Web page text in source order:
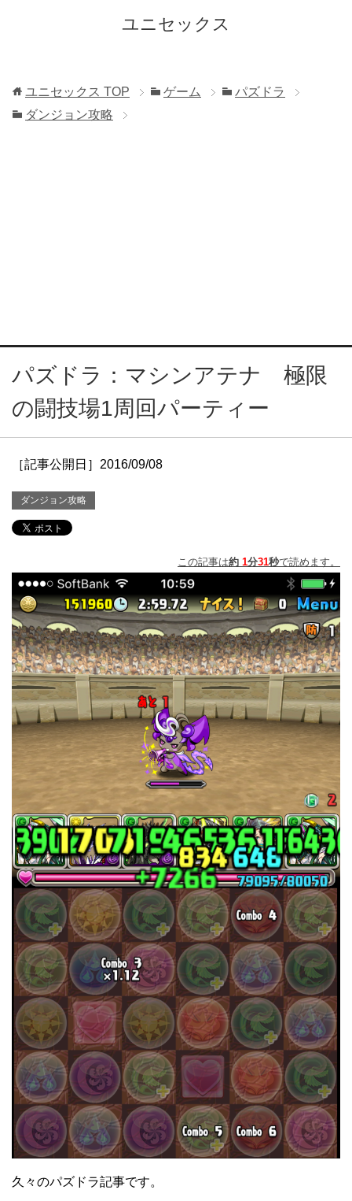
ユニセックス
ユニセックス TOP ゲーム
パズドラ
ダンジョン攻略
パズドラ：マシンアテナ 極限
の闘技場1周回パーティー
［記事公開日］2016/09/08
ダンジョン攻略
この記事は約 1分31秒で読めます。
久々のパズドラ記事です。